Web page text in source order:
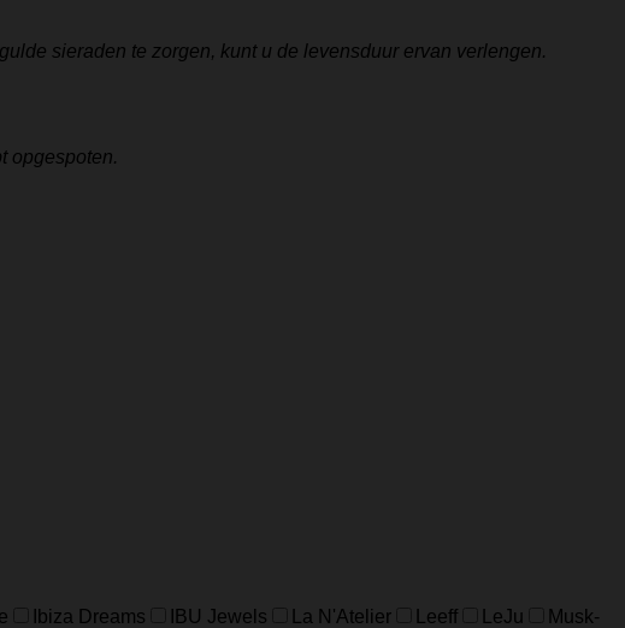
sieraden te zorgen, kunt u de levensduur ervan verlengen.
opgespoten.
Ibiza Dreams IBU Jewels La N'Atelier Leeff LeJu
Musk-